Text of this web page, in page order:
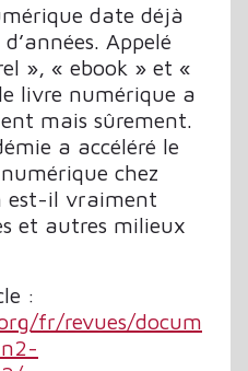
date déjà
Appelé
», « ebook » et «
livre numérique a
mais sûrement.
a accéléré le
chez
est-il vraiment
et autres milieux
:
fr/revues/docum